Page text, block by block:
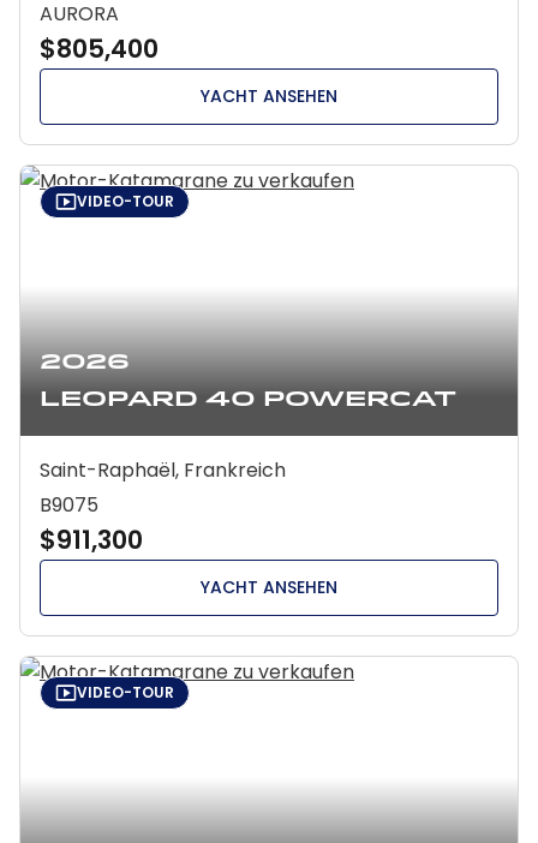
AURORA
$805,400
YACHT ANSEHEN
2026
Leopard 40 Powercat
VIDEO-TOUR
Saint-Raphaël, Frankreich
B9075
$911,300
YACHT ANSEHEN
VIDEO-TOUR